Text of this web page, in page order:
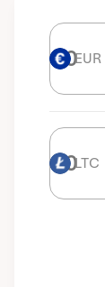
EUR EUR
LTC LTC